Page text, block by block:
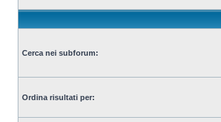
Cerca nei subforum:
Ordina risultati per: